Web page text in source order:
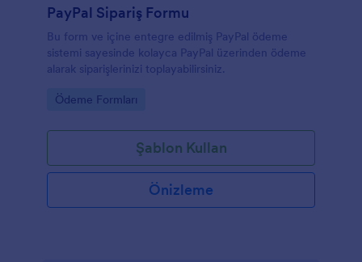
PayPal Sipariş Formu
Bu form ve içine entegre edilmiş PayPal ödeme
sistemi sayesinde kolayca PayPal üzerinden ödeme
alarak siparişlerinizi toplayabilirsiniz.
Go to Category:
Ödeme Formları
Şablon Kullan
Önizleme